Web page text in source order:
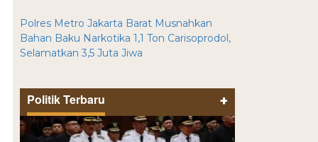
Polres Metro Jakarta Barat Musnahkan
Bahan Baku Narkotika 1,1 Ton Carisoprodol,
Selamatkan 3,5 Juta Jiwa
Politik Terbaru +